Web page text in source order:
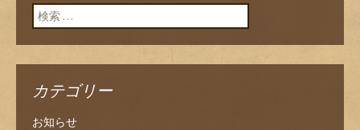
検索:
カテゴリー
お知らせ